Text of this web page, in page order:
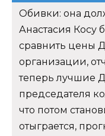
Обивки: она
Анастасия Косу
сравнить цены
организации,
теперь лучшие
председателя
что потом
отыграется,